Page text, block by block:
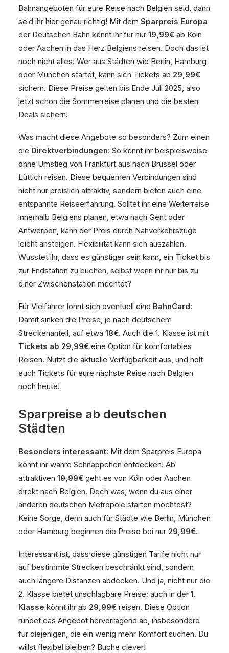
Bahnangeboten für eure Reise nach Belgien seid, dann
seid ihr hier genau richtig! Mit dem Sparpreis Europa
der Deutschen Bahn könnt ihr für nur 19,99€ ab Köln
oder Aachen in das Herz Belgiens reisen. Doch das ist
noch nicht alles! Wer aus Städten wie Berlin, Hamburg
oder München startet, kann sich Tickets ab 29,99€
sichern. Diese Preise gelten bis Ende Juli 2025, also
jetzt schon die Sommerreise planen und die besten
Deals sichern!
Was macht diese Angebote so besonders? Zum einen
die Direktverbindungen: So könnt ihr beispielsweise
ohne Umstieg von Frankfurt aus nach Brüssel oder
Lüttich reisen. Diese bequemen Verbindungen sind
nicht nur preislich attraktiv, sondern bieten auch eine
entspannte Reiseerfahrung. Solltet ihr eine Weiterreise
innerhalb Belgiens planen, etwa nach Gent oder
Antwerpen, kann der Preis durch Nahverkehrszüge
leicht ansteigen. Flexibilität kann sich auszahlen.
Wusstet ihr, dass es günstiger sein kann, ein Ticket bis
zur Endstation zu buchen, selbst wenn ihr nur bis zu
einer Zwischenstation möchtet?
Für Vielfahrer lohnt sich eventuell eine BahnCard:
Damit sinken die Preise, je nach deutschem
Streckenanteil, auf etwa 18€. Auch die 1. Klasse ist mit
Tickets ab 29,99€ eine Option für komfortables
Reisen. Nutzt die aktuelle Verfügbarkeit aus, und holt
euch Tickets für eure nächste Reise nach Belgien
noch heute!
Sparpreise ab deutschen
Städten
Besonders interessant: Mit dem Sparpreis Europa
könnt ihr wahre Schnäppchen entdecken! Ab
attraktiven 19,99€ geht es von Köln oder Aachen
direkt nach Belgien. Doch was, wenn du aus einer
anderen deutschen Metropole starten möchtest?
Keine Sorge, denn auch für Städte wie Berlin, München
oder Hamburg beginnen die Preise bei nur 29,99€.
Interessant ist, dass diese günstigen Tarife nicht nur
auf bestimmte Strecken beschränkt sind, sondern
auch längere Distanzen abdecken. Und ja, nicht nur die
2. Klasse bietet unschlagbare Preise; auch in der 1.
Klasse könnt ihr ab 29,99€ reisen. Diese Option
rundet das Angebot hervorragend ab, insbesondere
für diejenigen, die ein wenig mehr Komfort suchen. Du
willst flexibel bleiben? Buche clever!